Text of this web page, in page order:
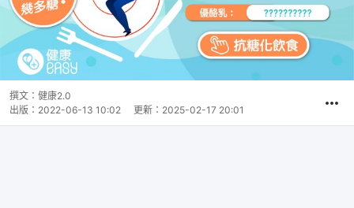
撰文： 健康2.0
出版： 2022-06-13 10:02 更新： 2025-02-17 20:01